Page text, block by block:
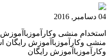
04 دسامبر, 2016
استخدام منشی وکارآموزباآموزش
منشی وکارآموزباآموزش رایگان
وکارآموزباآموزش رایگان